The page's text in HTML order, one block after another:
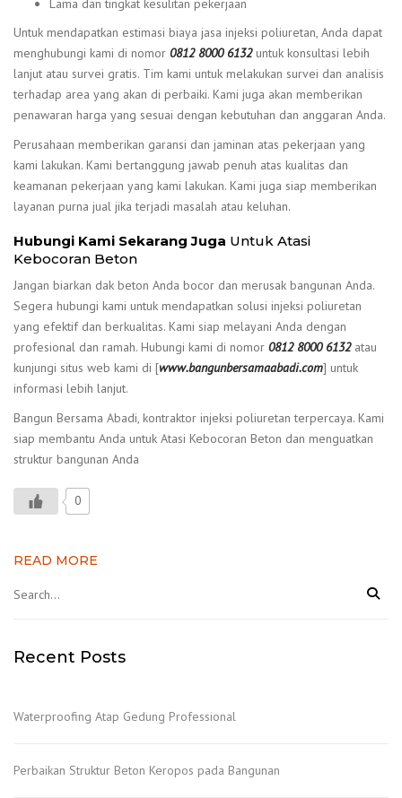
Lama dan tingkat kesulitan pekerjaan
Untuk mendapatkan estimasi biaya jasa injeksi poliuretan, Anda dapat
menghubungi kami di nomor 0812 8000 6132untuk konsultasi lebih
lanjut atau survei gratis. Tim kami untuk melakukan survei dan analisis
terhadap area yang akan di perbaiki. Kami juga akan memberikan
penawaran harga yang sesuai dengan kebutuhan dan anggaran Anda.
Perusahaan memberikan garansi dan jaminan atas pekerjaan yang
kami lakukan. Kami bertanggung jawab penuh atas kualitas dan
keamanan pekerjaan yang kami lakukan. Kami juga siap memberikan
layanan purna jual jika terjadi masalah atau keluhan.
Hubungi Kami Sekarang Juga Untuk Atasi
Kebocoran Beton
Jangan biarkan dak beton Anda bocor dan merusak bangunan Anda.
Segera hubungi kami untuk mendapatkan solusi injeksi poliuretan
yang efektif dan berkualitas. Kami siap melayani Anda dengan
profesional dan ramah. Hubungi kami di nomor 0812 8000 6132atau
kunjungi situs web kami di [www.bangunbersamaabadi.com] untuk
informasi lebih lanjut.
Bangun Bersama Abadi, kontraktor injeksi poliuretan terpercaya. Kami
siap membantu Anda untuk Atasi Kebocoran Beton dan menguatkan
struktur bangunan Anda
0
READ MORE
Recent Posts
Waterproofing Atap Gedung Professional
Perbaikan Struktur Beton Keropos pada Bangunan